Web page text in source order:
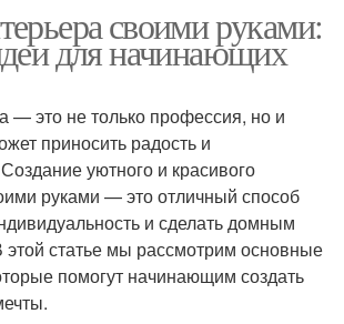
своими руками:
для начинающих
— это не только профессия, но и
приносить радость и
уютного и красивого
руками — это отличный способ
и сделать домным
статье мы рассмотрим основные
помогут начинающим создать